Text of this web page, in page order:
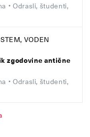
• Odrasli, študenti,
VODEN
zgodovine antične
• Odrasli, študenti,